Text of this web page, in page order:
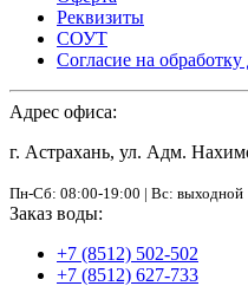
Реквизиты
СОУТ
Согласие на
Адрес офиса:
г. Астрахань, ул. Адм.
Пн-Сб: 08:00-19:00 | Вс: выходной
Заказ воды:
+7 (8512) 502-502
+7 (8512) 627-733